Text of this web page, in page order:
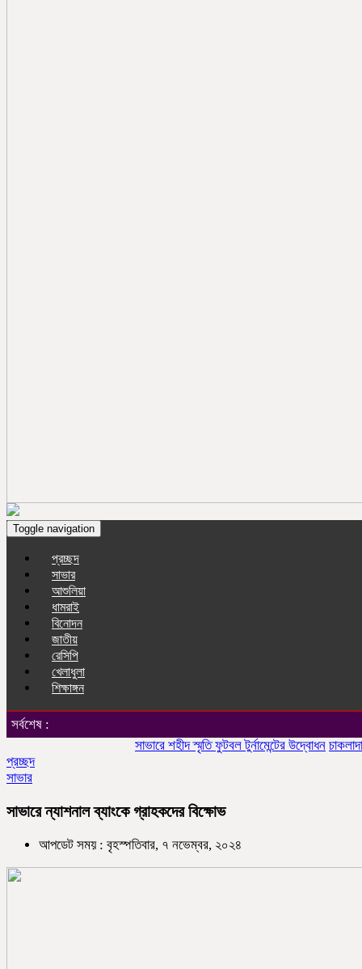
Toggle navigation
প্রচ্ছদ
সাভার
আশুলিয়া
ধামরাই
বিনোদন
জাতীয়
রেসিপি
খেলাধুলা
শিক্ষাঙ্গন
সর্বশেষ :
সাভারে শহীদ স্মৃতি ফুটবল টুর্নামেন্টের উদ্বোধন চাকলাদার
প্রচ্ছদ
সাভার
সাভারে ন্যাশনাল ব্যাংকে গ্রাহকদের বিক্ষোভ
আপডেট সময় : বৃহস্পতিবার, ৭ নভেম্বর, ২০২৪